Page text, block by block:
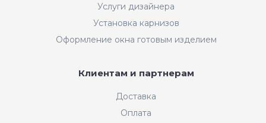
Услуги дизайнера
Установка карнизов
Оформление окна готовым изделием
Клиентам и партнерам
Доставка
Оплата